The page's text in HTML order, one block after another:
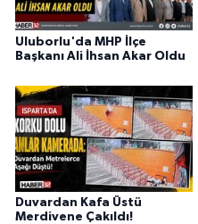
Uluborlu'da MHP İlçe
Başkanı Ali İhsan Akar Oldu
Duvardan Kafa Üstü
Merdivene Çakıldı!